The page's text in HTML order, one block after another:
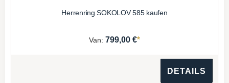
Herrenring SOKOLOV 585 kaufen
Van: 799,00 €*
DETAILS